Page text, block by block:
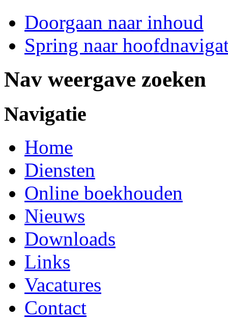
Doorgaan naar inhoud
Spring naar
Nav weergave zoeken
Navigatie
Home
Diensten
Online boekhouden
Nieuws
Downloads
Links
Vacatures
Contact